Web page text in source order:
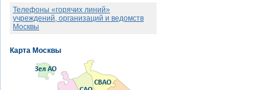
Телефоны «горячих линий»
учреждений, организаций и ведомств
Москвы